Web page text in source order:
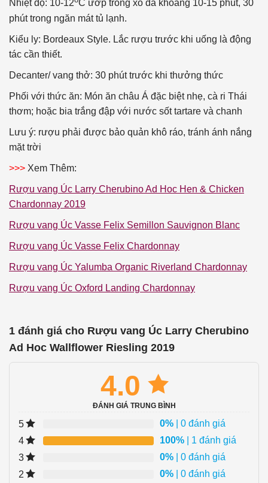
Nhiệt độ: 10-12 C ướp trong xô đá khoảng 10-15 phút, 30
phút trong ngăn mát tủ lạnh.
Kiểu ly: Bordeaux Style. Lắc rượu trước khi uống là động
tác cần thiết.
Decanter/ vang thở: 30 phút trước khi thưởng thức
Phối với thức ăn: Món ăn châu Á đặc biệt nhẹ, cà ri Thái
thơm; hoặc bia trắng đập với nước sốt tartare và chanh
Lưu ý: rượu phải được bảo quản khô ráo, tránh ánh nắng
mặt trời
>>> Xem Thêm:
Rượu vang Úc Larry Cherubino Ad Hoc Hen & Chicken
Chardonnay 2019
Rượu vang Úc Vasse Felix Semillon Sauvignon Blanc
Rượu vang Úc Vasse Felix Chardonnay
Rượu vang Úc Yalumba Organic Riverland Chardonnay
Rượu vang Úc Oxford Landing Chardonnay
1 đánh giá cho Rượu vang Úc Larry Cherubino
Ad Hoc Wallflower Riesling 2019
4.0
ĐÁNH GIÁ TRUNG BÌNH
5 0% | 0 đánh giá
4
100% | 1 đánh giá
3
0% | 0 đánh giá
2
0% | 0 đánh giá